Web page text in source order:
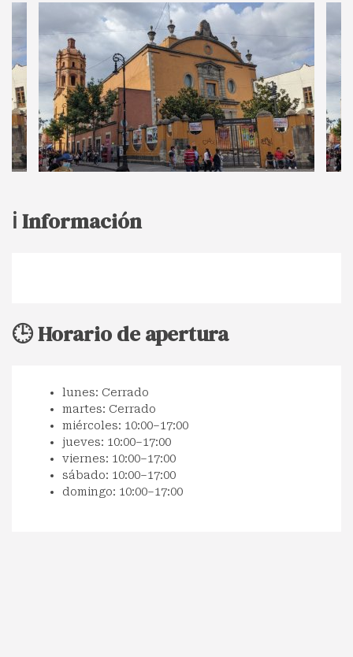
ℹ️ Información
🕒 Horario de apertura
lunes: Cerrado
martes: Cerrado
miércoles: 10:00–17:00
jueves: 10:00–17:00
viernes: 10:00–17:00
sábado: 10:00–17:00
domingo: 10:00–17:00